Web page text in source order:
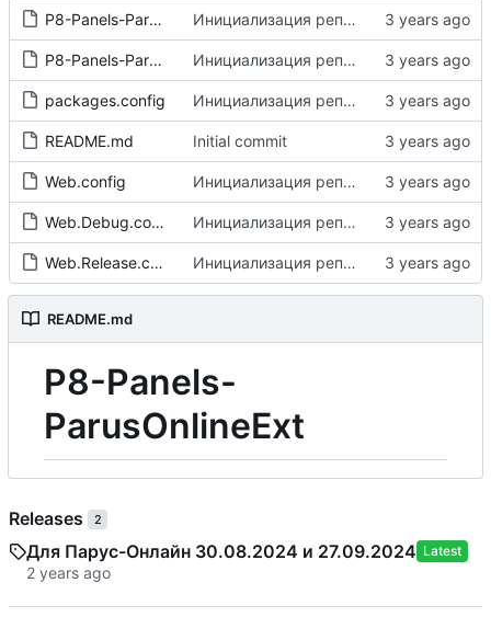
P8-Panels-ParusOnlineExt.csproj.user Инициализация репозитория сборки
P8-Panels-ParusOnlineExt.sln Инициализация репозитория сборки
packages.config Инициализация репозитория сборки
README.md Initial commit
Web.config Инициализация репозитория сборки
Web.Debug.config Инициализация репозитория сборки
Web.Release.config Инициализация репозитория сборки
README.md
P8-Panels-
ParusOnlineExt
Releases 2
Для Парус-Онлайн 30.08.2024 и 27.09.2024 Latest